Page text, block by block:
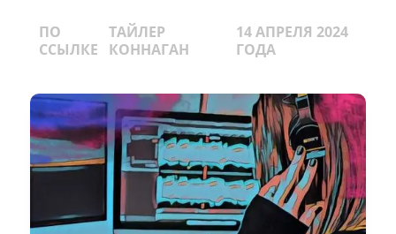
ПО
ССЫЛКЕ
ТАЙЛЕР
КОННАГАН
14 АПРЕЛЯ 2024
ГОДА